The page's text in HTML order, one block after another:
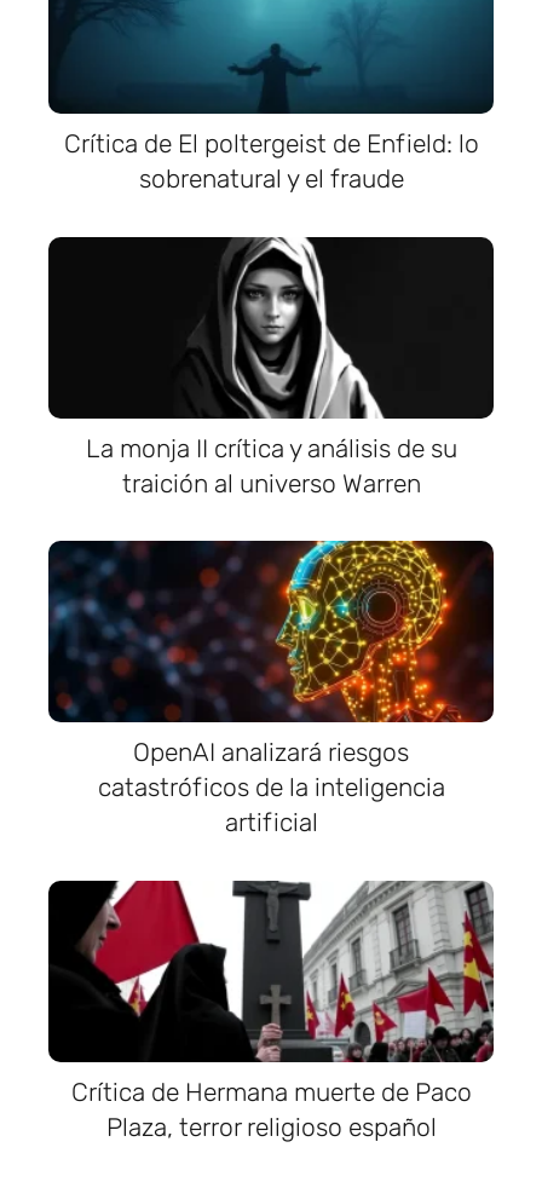
Crítica de El poltergeist de Enfield: lo
sobrenatural y el fraude
La monja II crítica y análisis de su
traición al universo Warren
OpenAI analizará riesgos
catastróficos de la inteligencia
artificial
Crítica de Hermana muerte de Paco
Plaza, terror religioso español